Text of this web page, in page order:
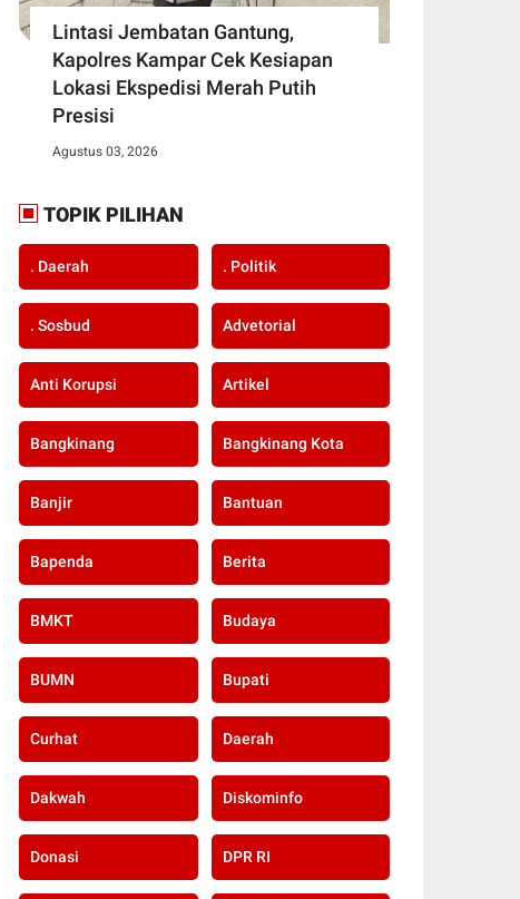
Lintasi Jembatan Gantung,
Kapolres Kampar Cek Kesiapan
Lokasi Ekspedisi Merah Putih
Presisi
Agustus 03, 2026
TOPIK PILIHAN
. Daerah . Politik
. Sosbud Advetorial
Anti Korupsi Artikel
Bangkinang Bangkinang Kota
Banjir Bantuan
Bapenda Berita
BMKT Budaya
BUMN Bupati
Curhat Daerah
Dakwah Diskominfo
Donasi DPR RI